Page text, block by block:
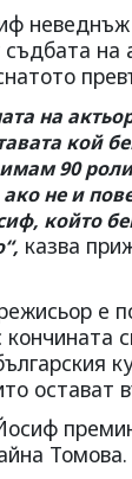
на
на
кой
90
не и
който
казва
е
остават
Томова.